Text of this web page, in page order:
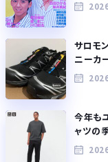
サロモ
ニーカ
今年も
ャツの